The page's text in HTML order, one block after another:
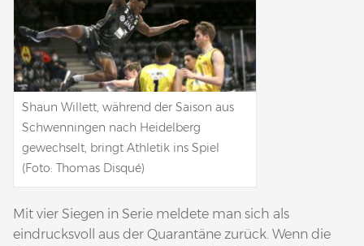
Shaun Willett, während der Saison aus
Schwenningen nach Heidelberg
gewechselt, bringt Athletik ins Spiel
(Foto: Thomas Disqué)
Mit vier Siegen in Serie meldete man sich als
eindrucksvoll aus der Quarantäne zurück. Wenn die